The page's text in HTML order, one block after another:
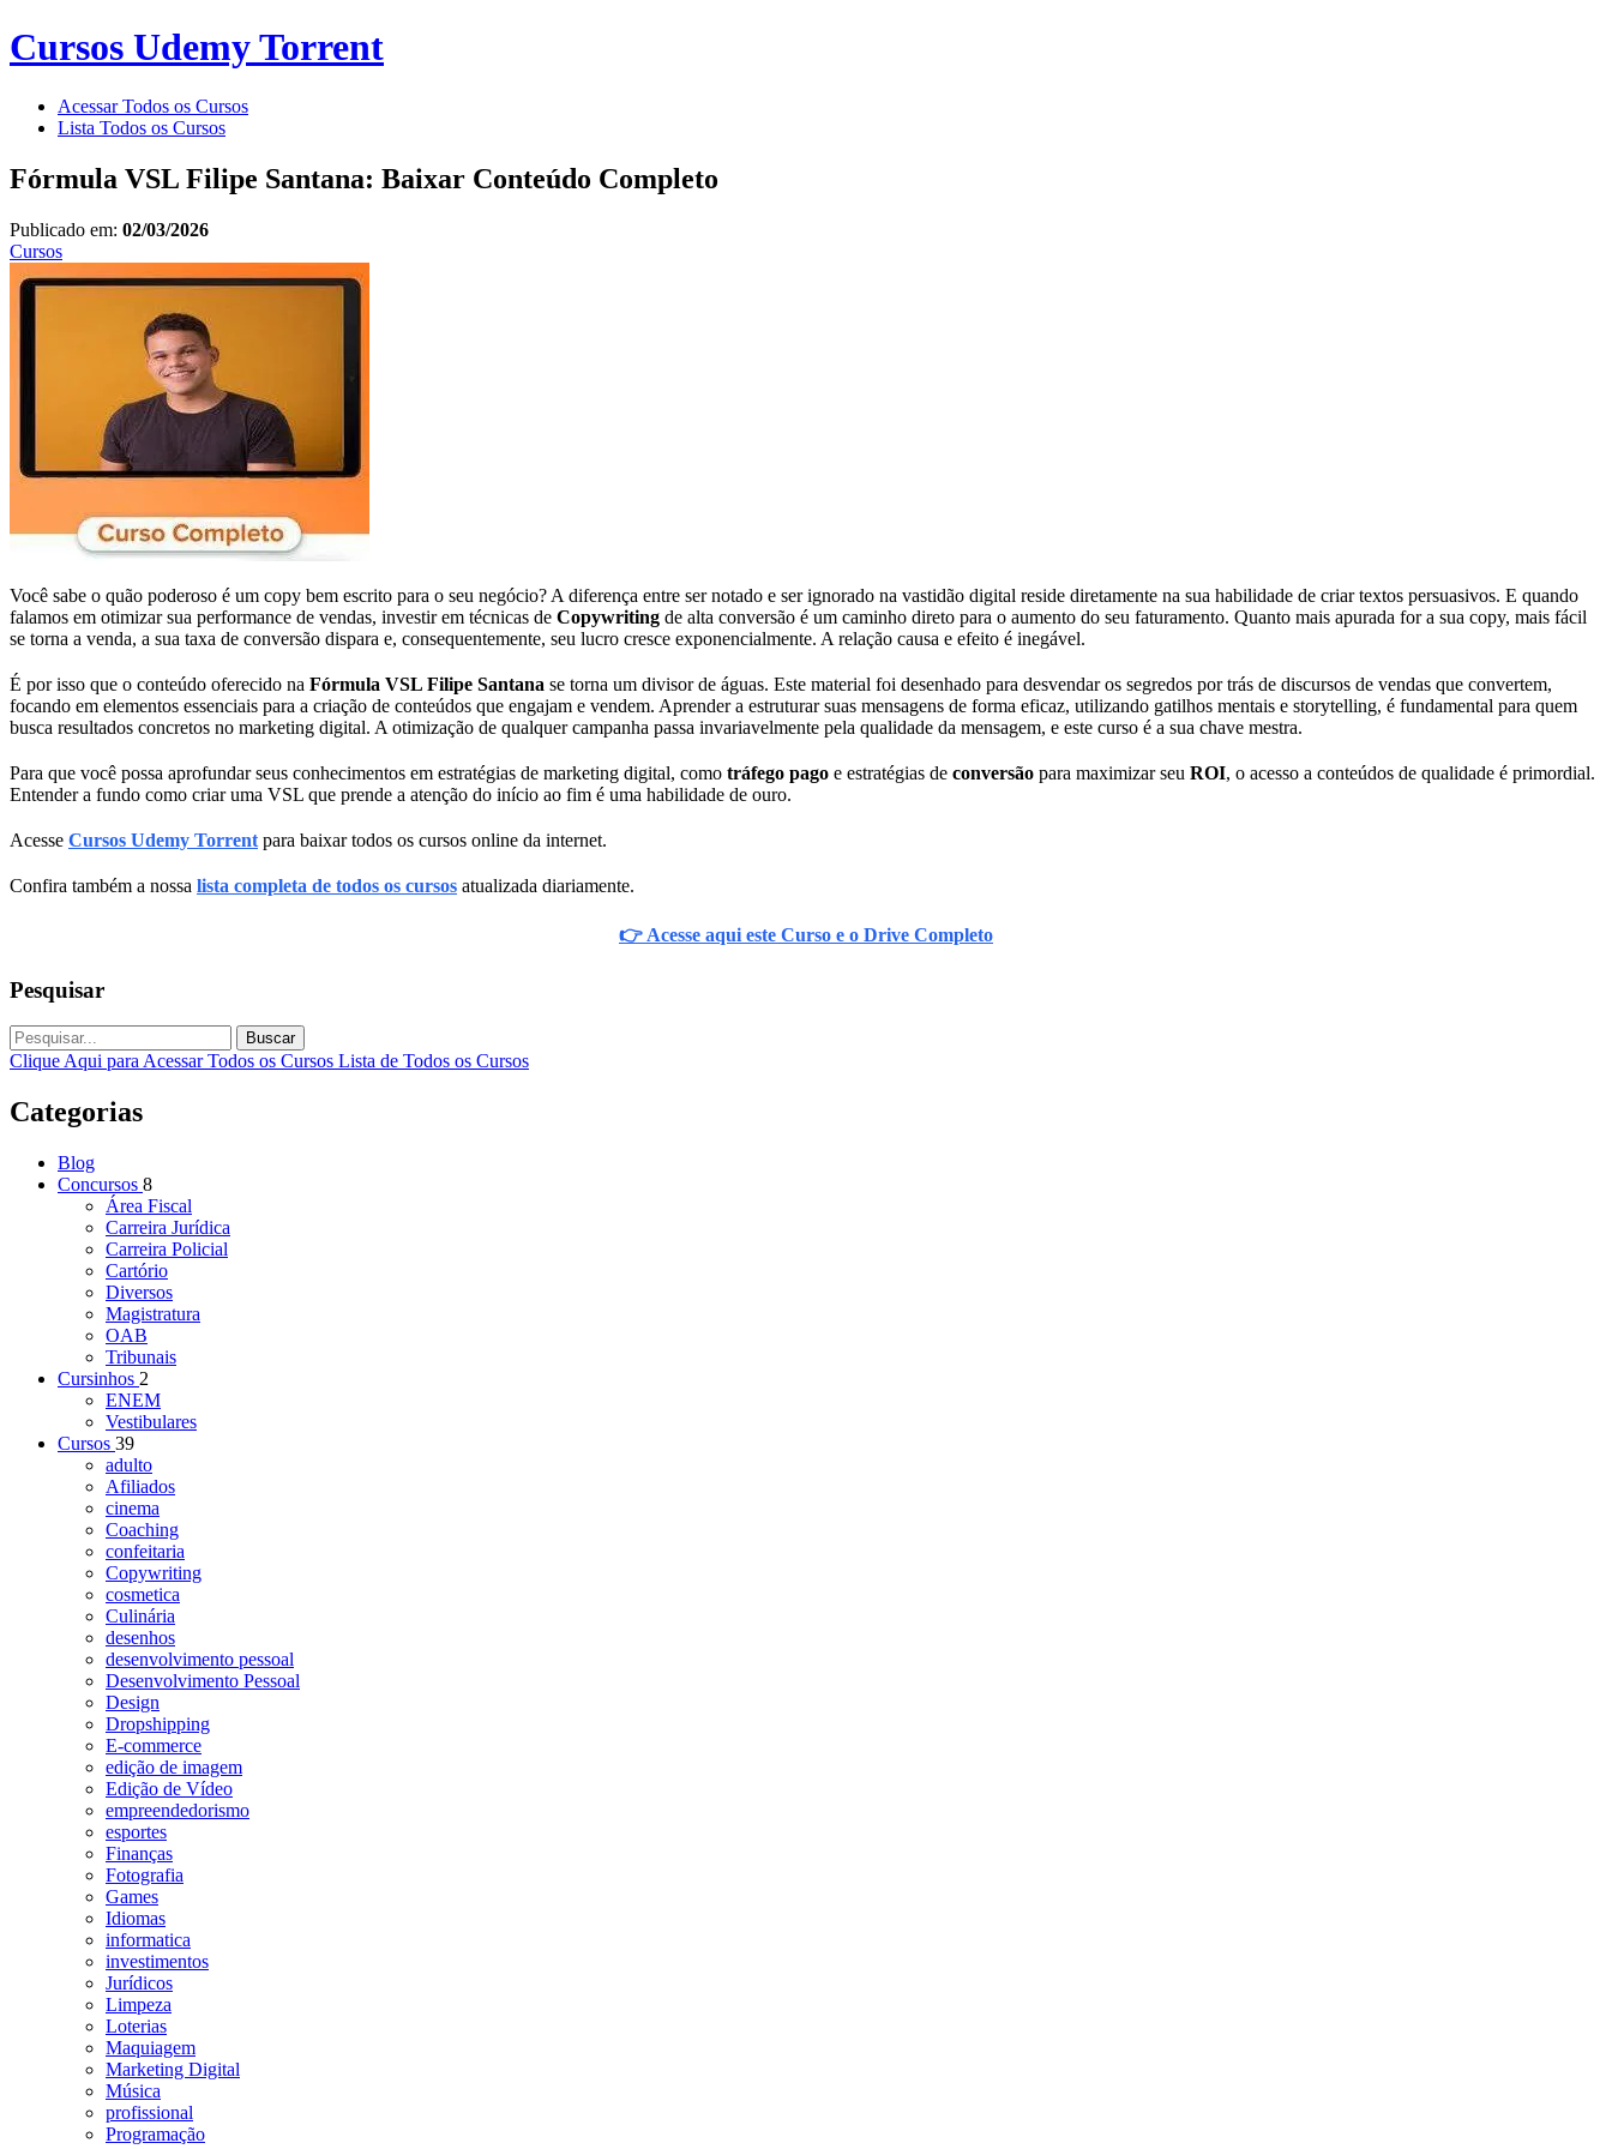
Cursos Udemy Torrent
Acessar Todos os Cursos
Lista Todos os Cursos
Fórmula VSL Filipe Santana: Baixar Conteúdo Completo
Publicado em: 02/03/2026
Cursos
Você sabe o quão poderoso é um copy bem escrito para o seu negócio? A diferença entre ser notado e ser ignorado na vastidão digital reside diretamente na sua habilidade de criar textos persuasivos. E quando
falamos em otimizar sua performance de vendas, investir em técnicas de Copywriting de alta conversão é um caminho direto para o aumento do seu faturamento. Quanto mais apurada for a sua copy, mais fácil
se torna a venda, a sua taxa de conversão dispara e, consequentemente, seu lucro cresce exponencialmente. A relação causa e efeito é inegável.
É por isso que o conteúdo oferecido na Fórmula VSL Filipe Santana se torna um divisor de águas. Este material foi desenhado para desvendar os segredos por trás de discursos de vendas que convertem,
focando em elementos essenciais para a criação de conteúdos que engajam e vendem. Aprender a estruturar suas mensagens de forma eficaz, utilizando gatilhos mentais e storytelling, é fundamental para quem
busca resultados concretos no marketing digital. A otimização de qualquer campanha passa invariavelmente pela qualidade da mensagem, e este curso é a sua chave mestra.
Para que você possa aprofundar seus conhecimentos em estratégias de marketing digital, como tráfego pago e estratégias de conversão para maximizar seu ROI, o acesso a conteúdos de qualidade é primordial.
Entender a fundo como criar uma VSL que prende a atenção do início ao fim é uma habilidade de ouro.
Acesse Cursos Udemy Torrent para baixar todos os cursos online da internet.
Confira também a nossa lista completa de todos os cursos atualizada diariamente.
👉 Acesse aqui este Curso e o Drive Completo
Pesquisar
Buscar
Clique Aqui para Acessar Todos os Cursos Lista de Todos os Cursos
Categorias
Blog
Concursos 8
Área Fiscal
Carreira Jurídica
Carreira Policial
Cartório
Diversos
Magistratura
OAB
Tribunais
Cursinhos 2
ENEM
Vestibulares
Cursos 39
adulto
Afiliados
cinema
Coaching
confeitaria
Copywriting
cosmetica
Culinária
desenhos
desenvolvimento pessoal
Desenvolvimento Pessoal
Design
Dropshipping
E-commerce
edição de imagem
Edição de Vídeo
empreendedorismo
esportes
Finanças
Fotografia
Games
Idiomas
informatica
investimentos
Jurídicos
Limpeza
Loterias
Maquiagem
Marketing Digital
Música
profissional
Programação